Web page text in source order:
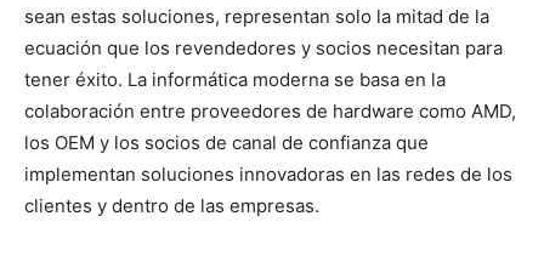
sean estas soluciones, representan solo la mitad de la
ecuación que los revendedores y socios necesitan para
tener éxito. La informática moderna se basa en la
colaboración entre proveedores de hardware como AMD,
los OEM y los socios de canal de confianza que
implementan soluciones innovadoras en las redes de los
clientes y dentro de las empresas.